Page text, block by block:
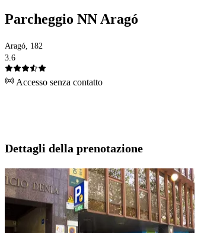
Parcheggio NN Aragó
Aragó, 182
3.6
Accesso senza contatto
Dettagli della prenotazione